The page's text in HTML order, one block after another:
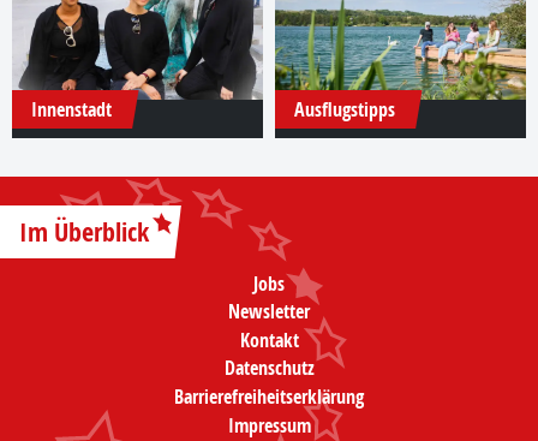
Innenstadt Ausflugstipps
Im Überblick
Jobs
Newsletter
Kontakt
Datenschutz
Barrierefreiheitserklärung
Impressum